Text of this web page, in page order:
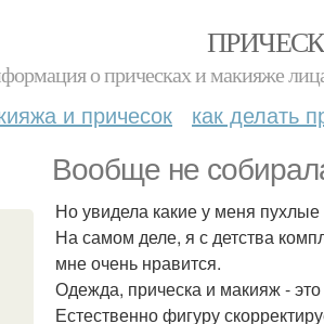
о прическах и макияже
и причесок как делать
Вообще не
Но увидела какие у меня
На самом деле, я с детства
мне очень нравится.
Одежда, прическа и макияж -
Естественно фигуру